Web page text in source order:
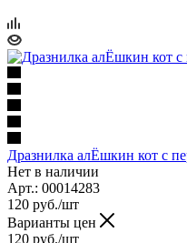
Дразнилка алЁшкин кот с
Нет в наличии
Арт.: 00014283
120 руб./шт
Варианты цен
120 руб./шт